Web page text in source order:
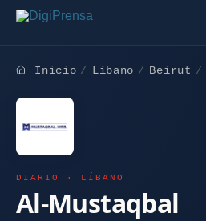
Inicio Líbano Beirut
DIARIO · LÍBANO
Al-Mustaqbal